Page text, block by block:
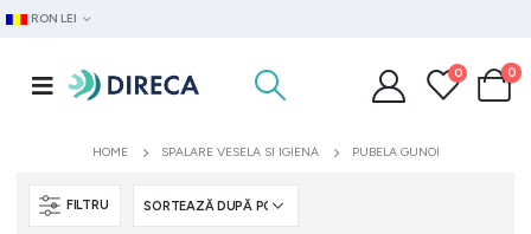
RON LEI
0 0
HOME SPALARE VESELA SI IGIENA PUBELA GUNOI
FILTRU